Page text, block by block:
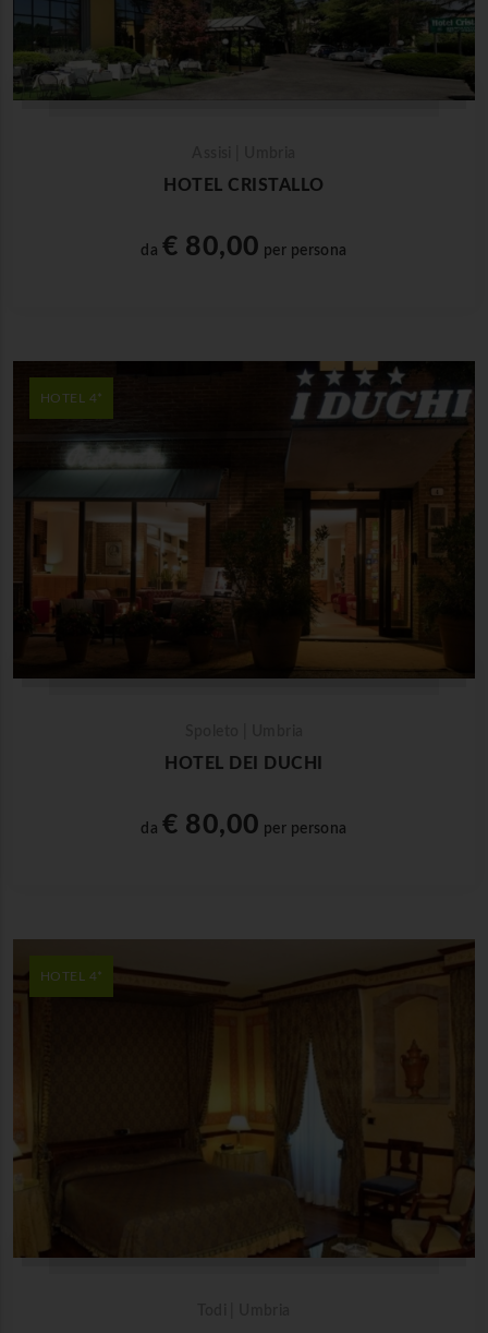
HOTEL CRISTALLO
da € 80,00 per persona
HOTEL 4*
HOTEL DEI DUCHI
da € 80,00 per persona
HOTEL 4*